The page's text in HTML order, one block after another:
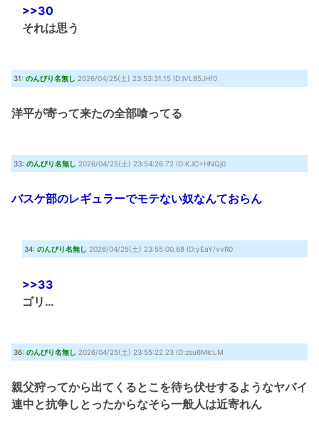
>>30
それは思う
31: のんびり名無し 2026/04/25(土) 23:53:31.15 ID:lVL85JHf0
洋平が寄って来たの全部喰ってる
33: のんびり名無し 2026/04/25(土) 23:54:26.72 ID:KJC+HNQj0
バスケ部のレギュラーでモテない奴なんておらん
34: のんびり名無し 2026/04/25(土) 23:55:00.68 ID:yEaY/vvR0
>>33
ゴリ…
36: のんびり名無し 2026/04/25(土) 23:55:22.23 ID:zsu6MlcLM
親父狩ってから出てくるとこを待ち伏せするようなヤバイ
連中と抗争しとったからなそら一般人は近寄れん